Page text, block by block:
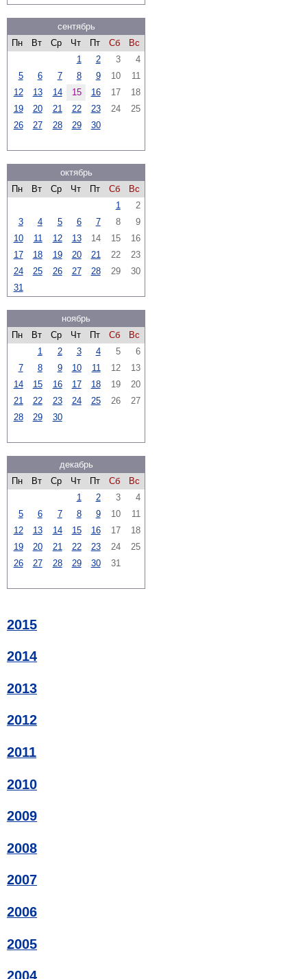
сентябрь
Пн
Вт Ср Чт Пт Сб
Вс
1
2 3
4
5
6 7 8 9 10
11
12
13 14 15 16 17
18
19
20 21 22 23 24
25
26
27 28 29 30
октябрь
Пн
Вт Ср Чт Пт Сб
Вс
1
2
3
4 5 6 7 8
9
10
11 12 13 14 15
16
17
18 19 20 21 22
23
24
25 26 27 28 29
30
31
ноябрь
Пн
Вт Ср Чт Пт Сб
Вс
1
2 3 4 5
6
7
8 9 10 11 12
13
14
15 16 17 18 19
20
21
22 23 24 25 26
27
28
29 30
декабрь
Пн
Вт Ср Чт Пт Сб
Вс
1
2 3
4
5
6 7 8 9 10
11
12
13 14 15 16 17
18
19
20 21 22 23 24
25
26
27 28 29 30 31
2015
2014
2013
2012
2011
2010
2009
2008
2007
2006
2005
2004